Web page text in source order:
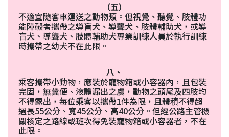
（五）
不適宜隨客車運送之動物類。但視覺、聽覺、肢體功
能障礙者攜帶之導盲犬、導聾犬、肢體輔助犬，或導
盲犬、導聾犬、肢體輔助犬專業訓練人員於執行訓練
時攜帶之幼犬不在此限。
八、
乘客攜帶小動物，應裝於寵物箱或小容器內，且包裝
完固，無糞便、液體漏出之虞，動物之頭尾及四肢均
不得露出，每位乘客以攜帶1件為限，且體積不得超
過長55公分、寬45公分、高40公分。但經公路主管機
關核定之路線或班次得免裝寵物箱或小容器者，不在
此限。